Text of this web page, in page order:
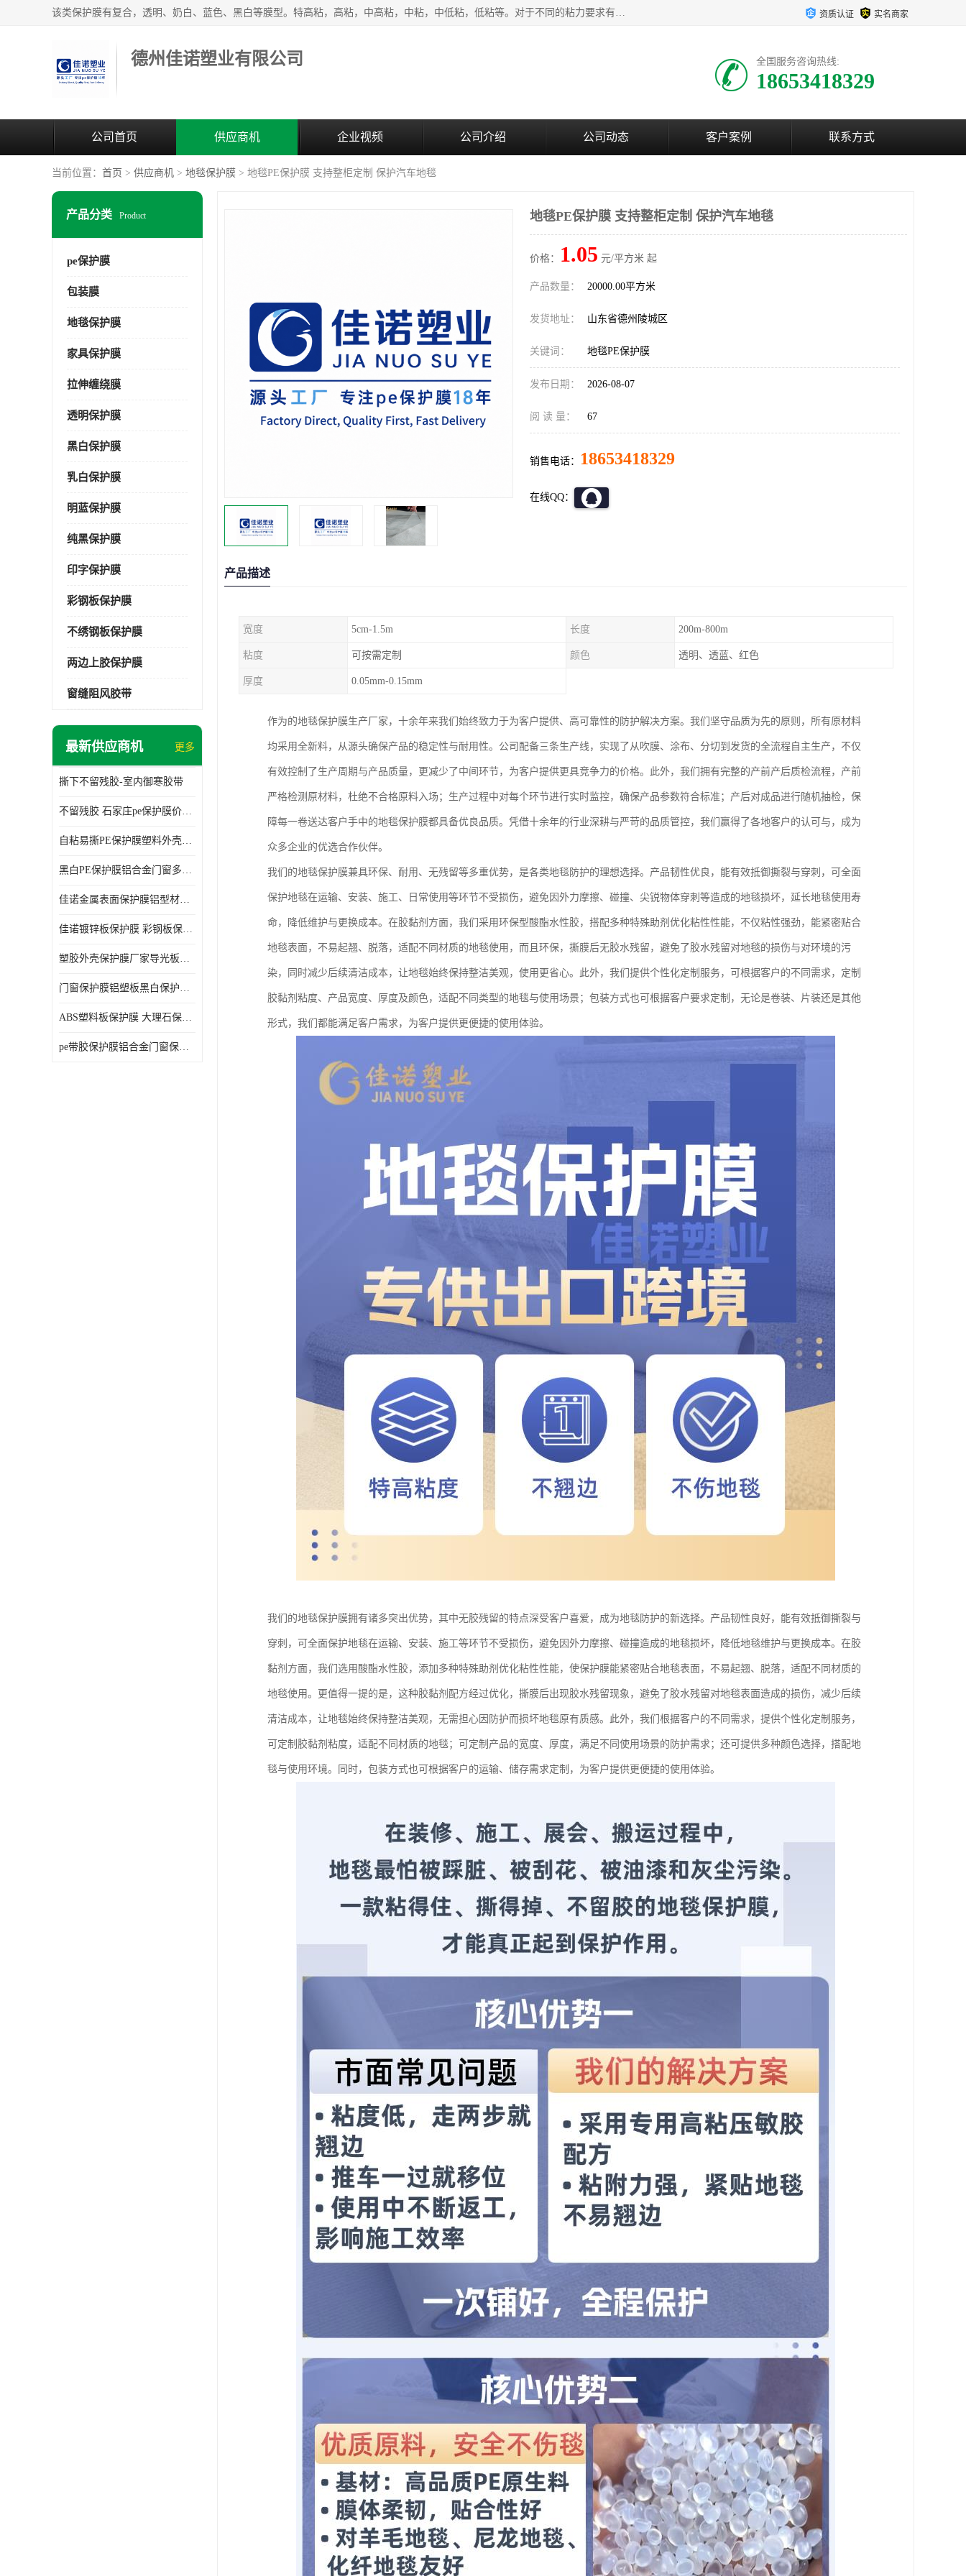
该类保护膜有复合，透明、奶白、蓝色、黑白等膜型。特高粘，高粘，中高粘，中粘，中低粘，低粘等。对于不同的粘力要求有相应的产品相适配。无胶渍残留污染。在较宽的收卷幅度下平整无皱纹，收卷长度大，利于机械化及自动化施工粘贴。为您的产品提供的表面保护解决方案。 产品广泛适用于：铝材、不锈钢、金属、塑料、电子、家电、家具、玻璃、化工材料、装饰材料等。 资质认证 实名商家
德州佳诺塑业有限公司 全国服务咨询热线:
18653418329
公司首页 供应商机 企业视频 公司介绍 公司动态 客户案例 联系方式
当前位置： 首页 > 供应商机 > 地毯保护膜 > 地毯PE保护膜 支持整柜定制 保护汽车地毯
产品分类 Product
pe保护膜
包装膜
地毯保护膜
家具保护膜
拉伸缠绕膜
透明保护膜
黑白保护膜
乳白保护膜
明蓝保护膜
纯黑保护膜
印字保护膜
彩钢板保护膜
不绣钢板保护膜
两边上胶保护膜
窗缝阻风胶带
最新供应商机 更多
撕下不留残胶-室内御寒胶带
不留残胶 石家庄pe保护膜价格 塑料薄膜
自粘易撕PE保护膜塑料外壳导光板亚克力板膜操作方便
黑白PE保护膜铝合金门窗多种颜色支持定制生产
佳诺金属表面保护膜铝型材保护膜不留残胶铝合金窗框保护胶带
佳诺镀锌板保护膜 彩钢板保护pe保护膜
塑胶外壳保护膜厂家导光板保护膜 铝单板保护膜胶带易撕不留胶
门窗保护膜铝塑板黑白保护膜外墙保温板保护膜
ABS塑料板保护膜 大理石保护膜 缠鱼竿保护膜
pe带胶保护膜铝合金门窗保护不锈钢板保护膜大理石建筑材料保护
地毯PE保护膜 支持整柜定制 保护汽车地毯
价格： 1.05 元/平方米 起
产品数量： 20000.00平方米
发货地址： 山东省德州陵城区
关键词： 地毯PE保护膜
发布日期： 2026-08-07
阅 读 量： 67
销售电话： 18653418329
在线QQ：
产品描述
宽度 5cm-1.5m 长度 200m-800m
粘度 可按需定制 颜色 透明、透蓝、红色
厚度 0.05mm-0.15mm
作为的地毯保护膜生产厂家，十余年来我们始终致力于为客户提供、高可靠性的防护解决方案。我们坚守品质为先的原则，所有原材料
均采用全新料，从源头确保产品的稳定性与耐用性。公司配备三条生产线，实现了从吹膜、涂布、分切到发货的全流程自主生产，不仅
有效控制了生产周期与产品质量，更减少了中间环节，为客户提供更具竞争力的价格。此外，我们拥有完整的产前产后质检流程，产前
严格检测原材料，杜绝不合格原料入场；生产过程中对每个环节进行实时监控，确保产品参数符合标准；产后对成品进行随机抽检，保
障每一卷送达客户手中的地毯保护膜都具备优良品质。凭借十余年的行业深耕与严苛的品质管控，我们赢得了各地客户的认可与，成为
众多企业的优选合作伙伴。
我们的地毯保护膜兼具环保、耐用、无残留等多重优势，是各类地毯防护的理想选择。产品韧性优良，能有效抵御撕裂与穿刺，可全面
保护地毯在运输、安装、施工、日常使用等环节不受损伤，避免因外力摩擦、碰撞、尖锐物体穿刺等造成的地毯损坏，延长地毯使用寿
命，降低维护与更换成本。在胶黏剂方面，我们采用环保型酸酯水性胶，搭配多种特殊助剂优化粘性性能，不仅粘性强劲，能紧密贴合
地毯表面，不易起翘、脱落，适配不同材质的地毯使用，而且环保，撕膜后无胶水残留，避免了胶水残留对地毯的损伤与对环境的污
染，同时减少后续清洁成本，让地毯始终保持整洁美观，使用更省心。此外，我们提供个性化定制服务，可根据客户的不同需求，定制
胶黏剂粘度、产品宽度、厚度及颜色，适配不同类型的地毯与使用场景；包装方式也可根据客户要求定制，无论是卷装、片装还是其他
形式，我们都能满足客户需求，为客户提供更便捷的使用体验。
我们的地毯保护膜拥有诸多突出优势，其中无胶残留的特点深受客户喜爱，成为地毯防护的新选择。产品韧性良好，能有效抵御撕裂与
穿刺，可全面保护地毯在运输、安装、施工等环节不受损伤，避免因外力摩擦、碰撞造成的地毯损坏，降低地毯维护与更换成本。在胶
黏剂方面，我们选用酸酯水性胶，添加多种特殊助剂优化粘性性能，使保护膜能紧密贴合地毯表面，不易起翘、脱落，适配不同材质的
地毯使用。更值得一提的是，这种胶黏剂配方经过优化，撕膜后出现胶水残留现象，避免了胶水残留对地毯表面造成的损伤，减少后续
清洁成本，让地毯始终保持整洁美观，无需担心因防护而损坏地毯原有质感。此外，我们根据客户的不同需求，提供个性化定制服务，
可定制胶黏剂粘度，适配不同材质的地毯；可定制产品的宽度、厚度，满足不同使用场景的防护需求；还可提供多种颜色选择，搭配地
毯与使用环境。同时，包装方式也可根据客户的运输、储存需求定制，为客户提供更便捷的使用体验。